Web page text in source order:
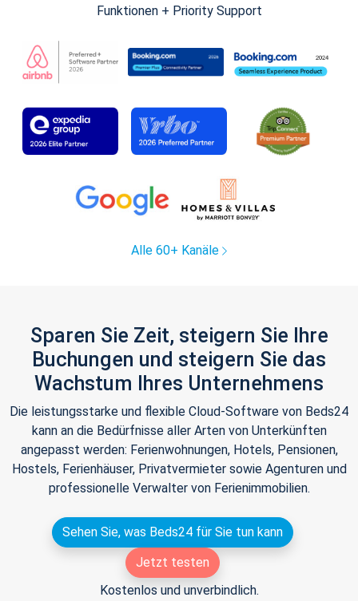
Funktionen + Priority Support
Alle 60+ Kanäle
Sparen Sie Zeit, steigern Sie Ihre
Buchungen und steigern Sie das
Wachstum Ihres Unternehmens
Die leistungsstarke und flexible Cloud-Software von Beds24
kann an die Bedürfnisse aller Arten von Unterkünften
angepasst werden: Ferienwohnungen, Hotels, Pensionen,
Hostels, Ferienhäuser, Privatvermieter sowie Agenturen und
professionelle Verwalter von Ferienimmobilien.
Sehen Sie, was Beds24 für Sie tun kann
Jetzt testen
Kostenlos und unverbindlich.